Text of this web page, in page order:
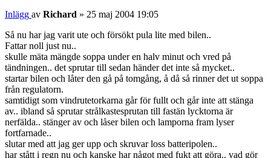
Inlägg av Richard » 25 maj 2004 19:05
Så nu har jag varit ute och försökt pula lite med bilen..
Fattar noll just nu..
skulle mäta mängde soppa under en halv minut och vred på
tändningen.. det sprutar till sedan händer det inte så mycket..
startar bilen och låter den gå på tomgång, å då så rinner det ut soppa
från regulatorn.
samtidigt som vindrutetorkarna går för fullt och går inte att stänga
av.. ibland så sprutar strålkastesprutan till fastän lycktorna är
nerfälda.. stänger av och låser bilen och lamporna fram lyser
fortfarnade..
slutar med att jag ger upp och skruvar loss batteripolen..
har stått i regn nu och kanske har något med fukt att göra.. vad gör